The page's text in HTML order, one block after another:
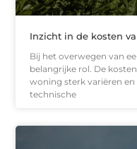
Inzicht in de kosten
Bij het overwegen van
belangrijke rol. De
woning sterk variëren
technische